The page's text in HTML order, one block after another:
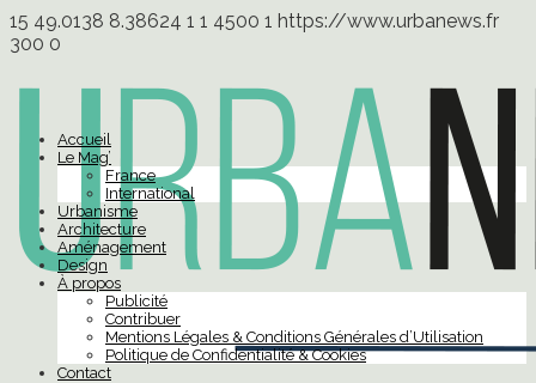
15 49.0138 8.38624 1 1 4500 1 https://www.urbanews.fr
300 0
Accueil
Le Mag’
France
International
Urbanisme
Architecture
Aménagement
Design
À propos
Publicité
Contribuer
Mentions Légales & Conditions Générales d’Utilisation
Politique de Confidentialité & Cookies
Contact